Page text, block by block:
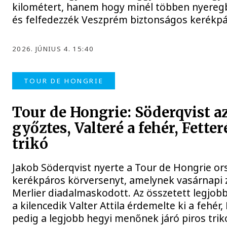
kilométert, hanem hogy minél többen
és felfedezzék Veszprém biztonságos
2026. JÚNIUS 4. 15:40
TOUR DE HONGRIE
Tour de Hongrie: Söderqvist
győztes, Valteré a fehér,
trikó
Jakob Söderqvist nyerte a Tour de Hongrie
kerékpáros körversenyt, amelynek vasárnapi
Merlier diadalmaskodott. Az összetett
a kilencedik Valter Attila érdemelte ki a fehér,
pedig a legjobb hegyi menőnek járó piros